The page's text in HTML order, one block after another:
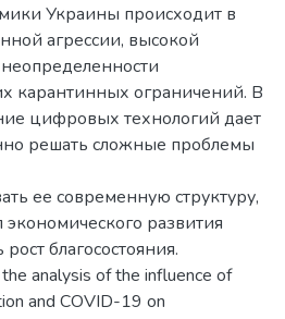
Украины происходит в
агрессии, высокой
карантинных ограничений. В
цифровых технологий дает
решать сложные проблемы
ее современную структуру,
развития
благосостояния.
analysis of the influence of
and COVID-19 on